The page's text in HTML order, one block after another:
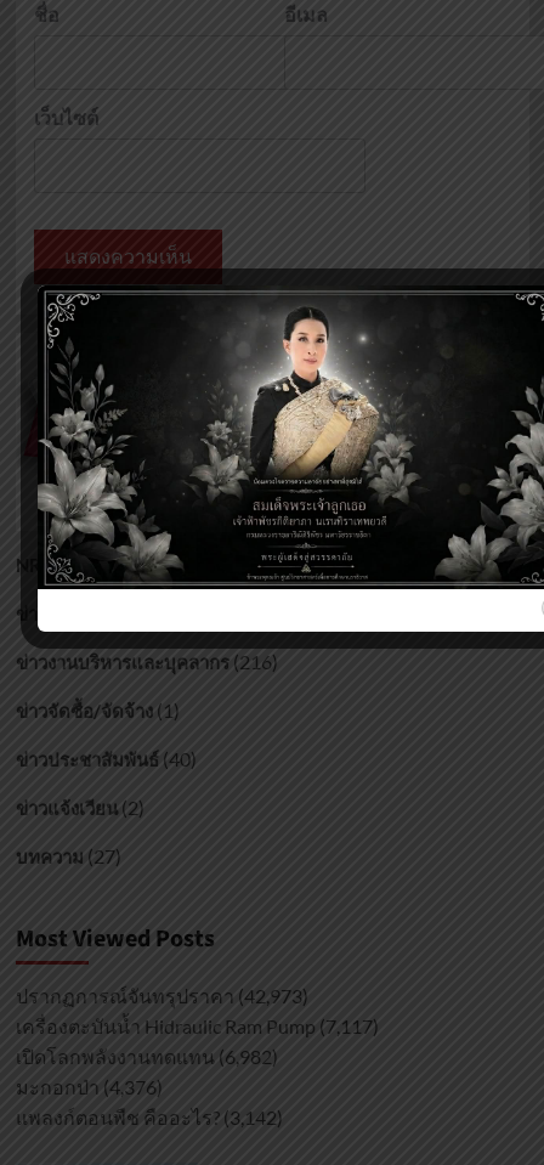
ชื่อ อีเมล
เว็บไซต์
NRSC(17)
ข่าวกิจกรรมศูนย์ฯ
ข่าวงานบริหารและบุคลากร(216)
ข่าวจัดซื้อ/จัดจ้าง(1)
ข่าวประชาสัมพันธ์(40)
ข่าวแจ้งเวียน(2)
บทความ (27)
Most Viewed Posts
ปรากฏการณ์จันทรุปราคา (42,973)
เครื่องตะบันน้ำ Hidraulic Ram Pump (7,117)
เปิดโลกพลังงานทดแทน (6,982)
มะกอกป่า (4,376)
แพลงก์ตอนพืช คืออะไร? (3,142)